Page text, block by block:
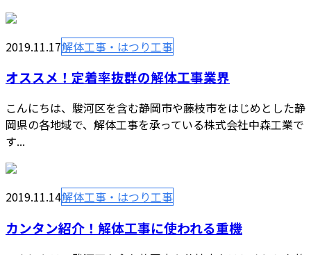
2019.11.17解体工事・はつり工事
オススメ！定着率抜群の解体工事業界
こんにちは、駿河区を含む静岡市や藤枝市をはじめとした静
岡県の各地域で、解体工事を承っている株式会社中森工業で
す...
2019.11.14解体工事・はつり工事
カンタン紹介！解体工事に使われる重機